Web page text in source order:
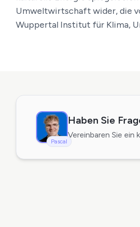
Umweltwirtschaft wider, die
Wuppertal Institut für Klima,
Pascal
Haben Sie
Vereinbaren Sie ein